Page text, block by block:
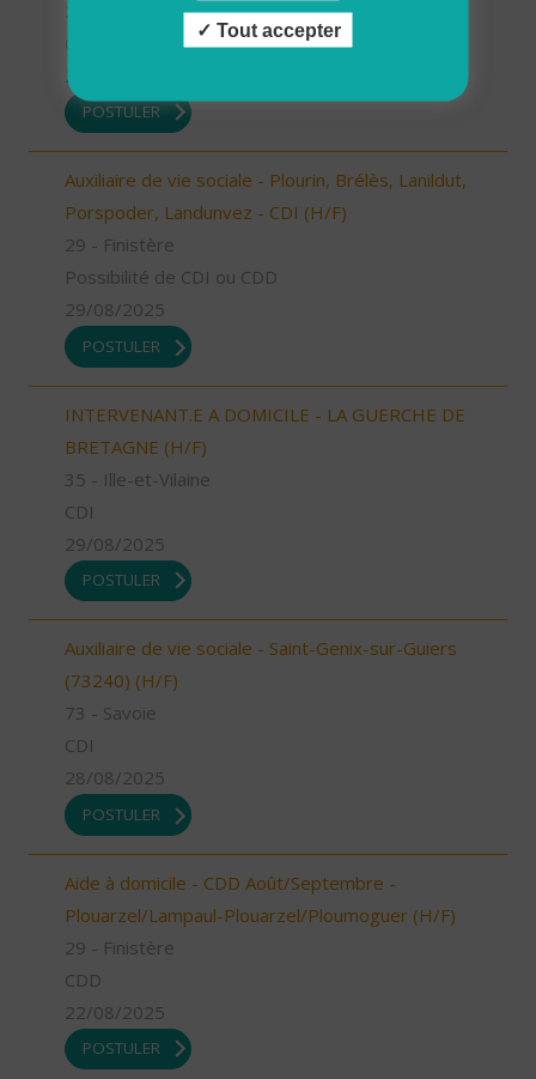
29/08/2025
POSTULER
Auxiliaire de vie sociale - Plourin, Brélès, Lanildut,
Porspoder, Landunvez - CDI (H/F)
29 - Finistère
Possibilité de CDI ou CDD
29/08/2025
POSTULER
INTERVENANT.E A DOMICILE - LA GUERCHE DE
BRETAGNE (H/F)
35 - Ille-et-Vilaine
CDI
29/08/2025
POSTULER
Auxiliaire de vie sociale - Saint-Genix-sur-Guiers
(73240) (H/F)
73 - Savoie
CDI
28/08/2025
POSTULER
Aide à domicile - CDD Août/Septembre -
Plouarzel/Lampaul-Plouarzel/Ploumoguer (H/F)
29 - Finistère
CDD
22/08/2025
POSTULER
Tout accepter